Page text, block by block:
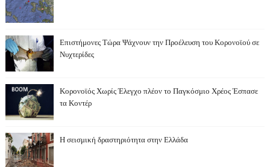
Επιστήμονες Τώρα Ψάχνουν την Προέλευση του Κορονοϊού σε
Νυχτερίδες
Κορονοϊός Χωρίς Έλεγχο πλέον το Παγκόσμιο Χρέος Έσπασε
τα Κοντέρ
Η σεισμική δραστηριότητα στην Ελλάδα